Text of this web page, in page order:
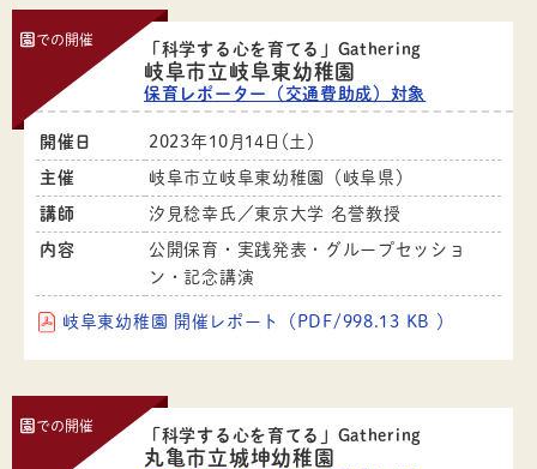
園での開催
「科学する心を育てる」Gathering
岐阜市立岐阜東幼稚園
保育レポーター（交通費助成）対象
開催日 2023年10月14日（土）
主催 岐阜市立岐阜東幼稚園（岐阜県）
講師 汐見稔幸氏／東京大学 名誉教授
内容
公開保育・実践発表・グループセッショ
ン・記念講演
岐阜東幼稚園 開催レポート（PDF/998.13 KB ）
園での開催
「科学する心を育てる」Gathering
丸亀市立城坤幼稚園